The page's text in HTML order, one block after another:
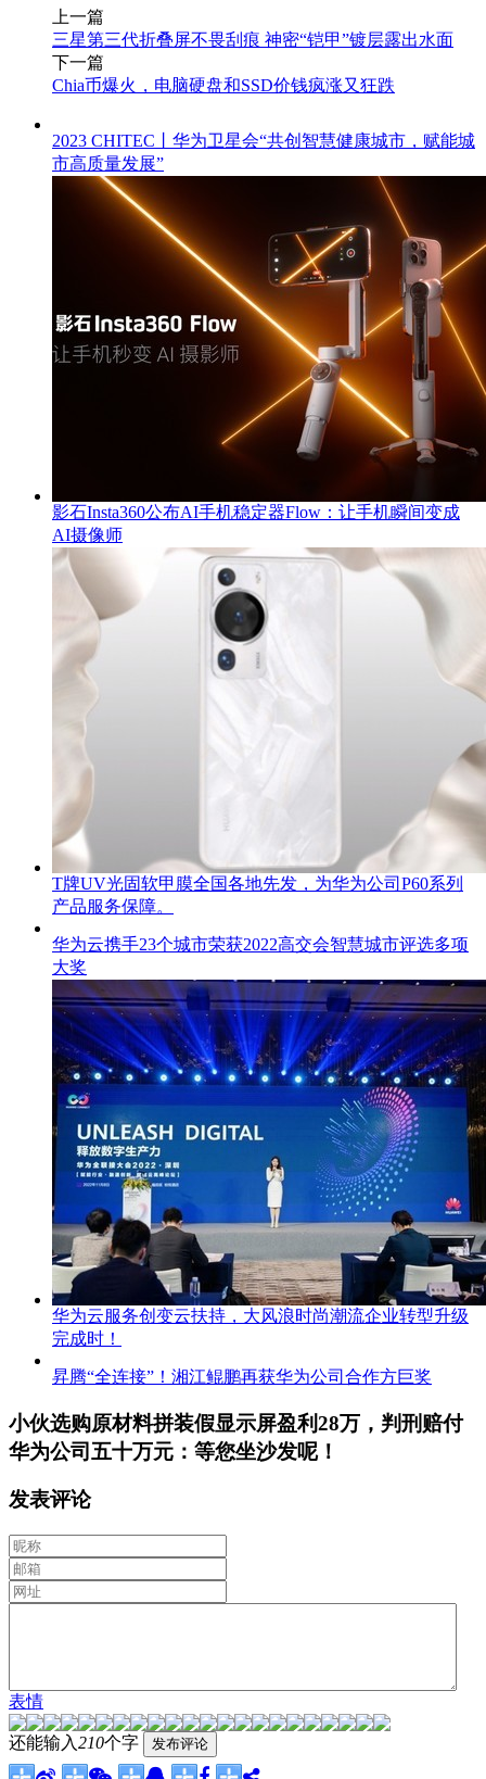
上一篇
三星第三代折叠屏不畏刮痕 神密“铠甲”镀层露出水面
下一篇
Chia币爆火，电脑硬盘和SSD价钱疯涨又狂跌
2023 CHITEC丨华为卫星会“共创智慧健康城市，赋能城
市高质量发展”
影石Insta360公布AI手机稳定器Flow：让手机瞬间变成
AI摄像师
T牌UV光固软甲膜全国各地先发，为华为公司P60系列
产品服务保障。
华为云携手23个城市荣获2022高交会智慧城市评选多项
大奖
华为云服务创变云扶持，大风浪时尚潮流企业转型升级
完成时！
昇腾“全连接”！湘江鲲鹏再获华为公司合作方巨奖
小伙选购原材料拼装假显示屏盈利28万，判刑赔付
华为公司五十万元：等您坐沙发呢！
发表评论
表情
还能输入210个字